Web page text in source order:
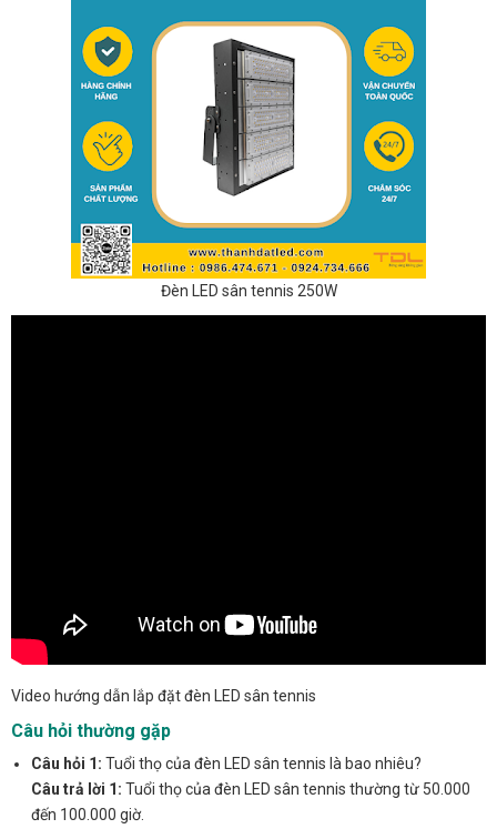
Đèn LED sân tennis 250W
Video hướng dẫn lắp đặt đèn LED sân tennis
Câu hỏi thường gặp
Câu hỏi 1: Tuổi thọ của đèn LED sân tennis là bao nhiêu?
Câu trả lời 1: Tuổi thọ của đèn LED sân tennis thường từ 50.000
đến 100.000 giờ.